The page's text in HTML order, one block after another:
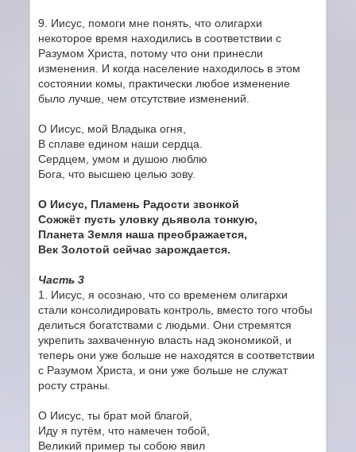
9. Иисус, помоги мне понять, что олигархи
некоторое время находились в соответствии с
Разумом Христа, потому что они принесли
изменения. И когда население находилось в этом
состоянии комы, практически любое изменение
было лучше, чем отсутствие изменений.
О Иисус, мой Владыка огня,
В сплаве едином наши сердца.
Сердцем, умом и душою люблю
Бога, что высшею целью зову.
О Иисус, Пламень Радости звонкой
Сожжёт пусть уловку дьявола тонкую,
Планета Земля наша преображается,
Век Золотой сейчас зарождается.
Часть 3
1. Иисус, я осознаю, что со временем олигархи
стали консолидировать контроль, вместо того чтобы
делиться богатствами с людьми. Они стремятся
укрепить захваченную власть над экономикой, и
теперь они уже больше не находятся в соответствии
с Разумом Христа, и они уже больше не служат
росту страны.
О Иисус, ты брат мой благой,
Иду я путём, что намечен тобой,
Великий пример ты собою явил